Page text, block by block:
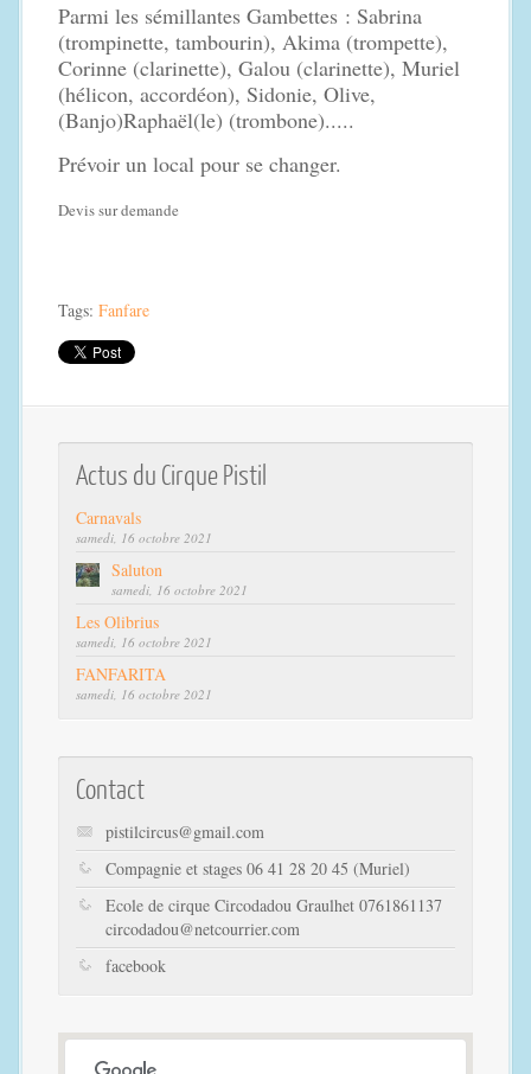
Parmi les sémillantes Gambettes : Sabrina
(trompinette, tambourin), Akima (trompette),
Corinne (clarinette), Galou (clarinette), Muriel
(hélicon, accordéon), Sidonie, Olive,
(Banjo)Raphaël(le) (trombone).....
Prévoir un local pour se changer.
Devis sur demande
Tags: Fanfare
Actus du Cirque Pistil
Carnavals
samedi, 16 octobre 2021
Saluton
samedi, 16 octobre 2021
Les Olibrius
samedi, 16 octobre 2021
FANFARITA
samedi, 16 octobre 2021
Contact
pistilcircus@gmail.com
Compagnie et stages 06 41 28 20 45 (Muriel)
Ecole de cirque Circodadou Graulhet 0761861137
circodadou@netcourrier.com
facebook